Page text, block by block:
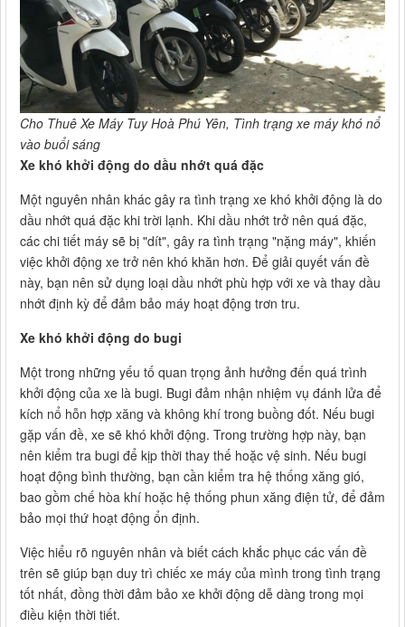
Cho Thuê Xe Máy Tuy Hoà Phú Yên, Tình trạng xe máy khó nổ
vào buổi sáng​​​​​​​
Xe khó khởi động do dầu nhớt quá đặc
Một nguyên nhân khác gây ra tình trạng xe khó khởi động là do
dầu nhớt quá đặc khi trời lạnh. Khi dầu nhớt trở nên quá đặc,
các chi tiết máy sẽ bị "dít", gây ra tình trạng "nặng máy", khiến
việc khởi động xe trở nên khó khăn hơn. Để giải quyết vấn đề
này, bạn nên sử dụng loại dầu nhớt phù hợp với xe và thay dầu
nhớt định kỳ để đảm bảo máy hoạt động trơn tru.
Xe khó khởi động do bugi
Một trong những yếu tố quan trọng ảnh hưởng đến quá trình
khởi động của xe là bugi. Bugi đảm nhận nhiệm vụ đánh lửa để
kích nổ hỗn hợp xăng và không khí trong buồng đốt. Nếu bugi
gặp vấn đề, xe sẽ khó khởi động. Trong trường hợp này, bạn
nên kiểm tra bugi để kịp thời thay thế hoặc vệ sinh. Nếu bugi
hoạt động bình thường, bạn cần kiểm tra hệ thống xăng gió,
bao gồm chế hòa khí hoặc hệ thống phun xăng điện tử, để đảm
bảo mọi thứ hoạt động ổn định.
Việc hiểu rõ nguyên nhân và biết cách khắc phục các vấn đề
trên sẽ giúp bạn duy trì chiếc xe máy của mình trong tình trạng
tốt nhất, đồng thời đảm bảo xe khởi động dễ dàng trong mọi
điều kiện thời tiết.